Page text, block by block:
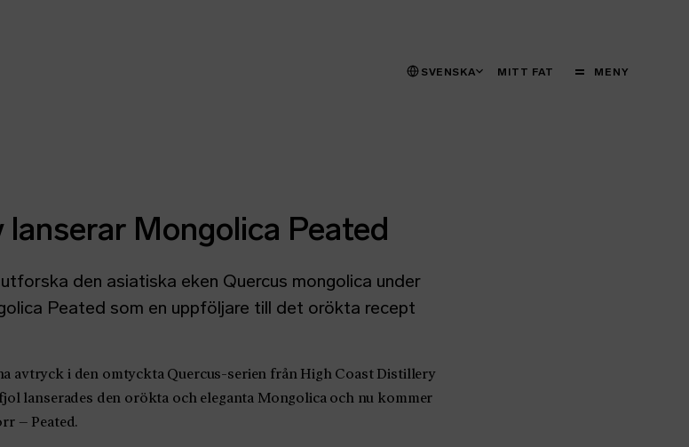
SVENSKA MITT FAT
MENY
MENY
Mongolica Peated
den asiatiska eken Quercus mongolica under
Peated som en uppföljare till det orökta recept
avtryck i den omtyckta Quercus-serien från High Coast Distillery
lanserades den orökta och eleganta Mongolica och nu kommer
– Peated.